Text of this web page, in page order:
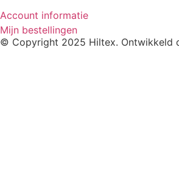
Account informatie
Mijn bestellingen
© Copyright 2025 Hiltex. Ontwikkeld